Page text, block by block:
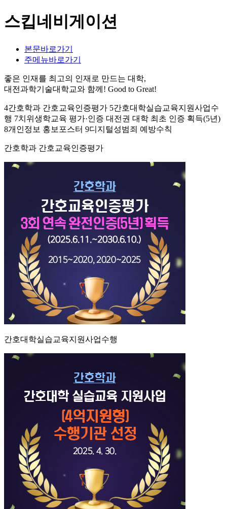
스킵네비게이션
본문바로가기
주메뉴바로가기
좋은 인재를 최고의 인재로 만드는 대학,
대전과학기술대학교와 함께! Good to Great!
4간호학과 간호교육인증평가 5간호대학실습교육지원사업수
행 7치위생학교육 평가·인증 대전권 대학 최초 인증 획득(5년)
8개인정보 홍보포스터 9디지털성범죄 예방수칙
간호학과 간호교육인증평가
간호대학실습교육지원사업수행